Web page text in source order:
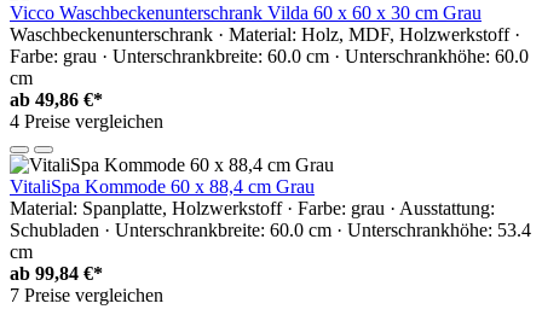
Vicco Waschbeckenunterschrank Vilda 60 x 60 x 30 cm Grau
Waschbeckenunterschrank · Material: Holz, MDF, Holzwerkstoff ·
Farbe: grau · Unterschrankbreite: 60.0 cm · Unterschrankhöhe: 60.0
cm
ab 49,86 €*
4 Preise vergleichen
VitaliSpa Kommode 60 x 88,4 cm Grau
Material: Spanplatte, Holzwerkstoff · Farbe: grau · Ausstattung:
Schubladen · Unterschrankbreite: 60.0 cm · Unterschrankhöhe: 53.4
cm
ab 99,84 €*
7 Preise vergleichen